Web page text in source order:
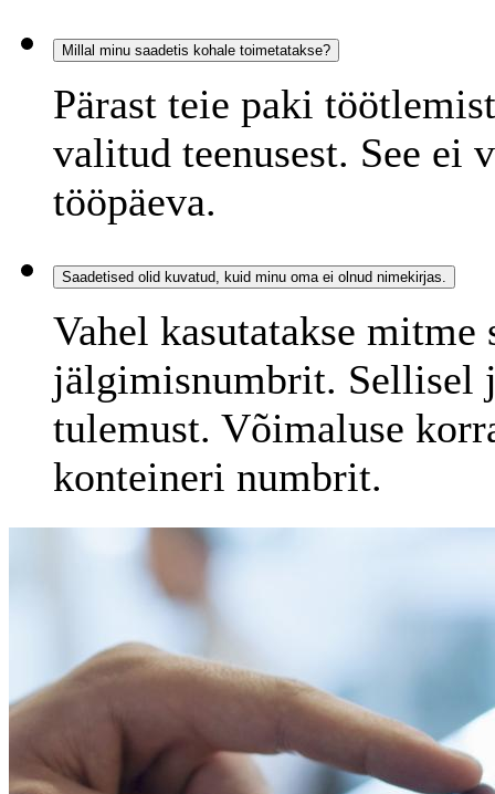
Millal minu saadetis kohale toimetatakse?
Pärast teie paki
valitud teenusest. See ei
tööpäeva.
Saadetised olid kuvatud, kuid minu oma ei olnud nimekirjas.
Vahel kasutatakse mitme
jälgimisnumbrit. Sellisel
tulemust. Võimaluse
konteineri numbrit.